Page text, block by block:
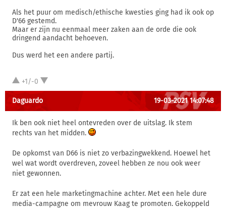
Als het puur om medisch/ethische kwesties ging had ik ook op
D'66 gestemd.
Maar er zijn nu eenmaal meer zaken aan de orde die ook
dringend aandacht behoeven.
Dus werd het een andere partij.
+1/-0
Daguardo 19-03-2021 14:07:48
Ik ben ook niet heel ontevreden over de uitslag. Ik stem
rechts van het midden.
De opkomst van D66 is niet zo verbazingwekkend. Hoewel het
wel wat wordt overdreven, zoveel hebben ze nou ook weer
niet gewonnen.
Er zat een hele marketingmachine achter. Met een hele dure
media-campagne om mevrouw Kaag te promoten. Gekoppeld